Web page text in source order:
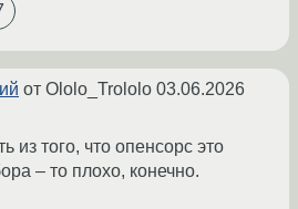
от Ololo_Trololo 03.06.2026
из того, что опенсорс это
– то плохо, конечно.